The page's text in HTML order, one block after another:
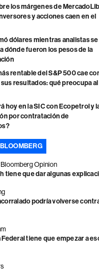
los márgenes de
y acciones caen en el
dólares mientras analistas se
dónde fueron los pesos de la
rentable del S&P 500 cae
resultados: qué preocupa al
hoy en la SIC con Ecopetrol y
por contratación de
Opinion
tiene que dar algunas
podría volverse
Federal tiene que empezar a